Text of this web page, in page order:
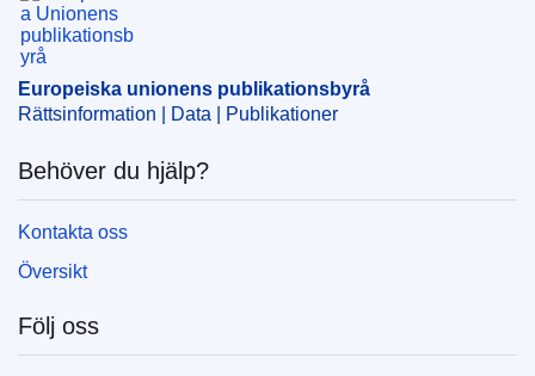
Ämne: ekonomisk koncentration
företagssammanslagning,mätutrustning,programvara
rådgivning och konsultverksamhet,tillhandahållande av
CELEX : 52025M11751(01)
Europeiska unionens publikationsbyrå
Rättsinformation | Data | Publikationer
Behöver du hjälp?
Kontakta oss
Översikt
Följ oss